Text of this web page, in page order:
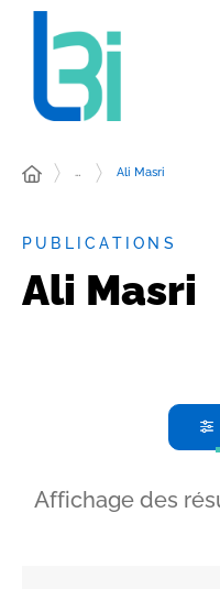
… Ali Masri
PUBLICATIONS
Ali Masri
Affichage des